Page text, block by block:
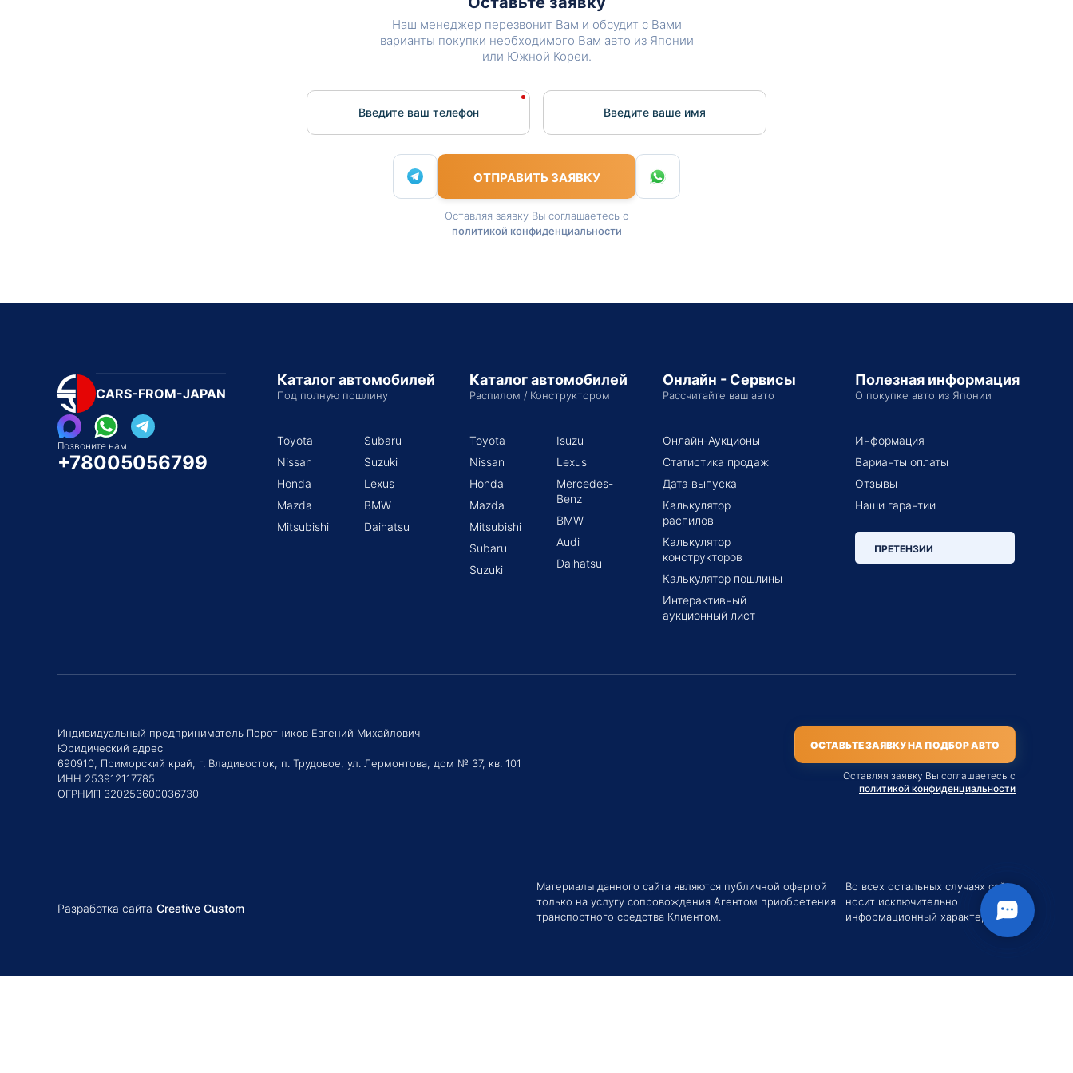
Наш менеджер перезвонит Вам и обсудит с Вами
варианты покупки необходимого Вам авто из Японии
или Южной Кореи.
Введите ваш телефон Введите вашe имя
ОТПРАВИТЬ ЗАЯВКУ
Оставляя заявку Вы соглашаетесь с
политикой конфиденциальности
CARS-FROM-JAPAN
Позвоните нам
+78005056799
Каталог автомобилей
Под полную пошлину
Toyota
Nissan
Honda
Mazda
Mitsubishi
Subaru
Suzuki
Lexus
BMW
Daihatsu
Каталог автомобилей
Распилом / Конструктором
Toyota
Nissan
Honda
Mazda
Mitsubishi
Subaru
Suzuki
Isuzu
Lexus
Mercedes-
Benz
BMW
Audi
Daihatsu
Онлайн - Сервисы
Рассчитайте ваш авто
Онлайн-Аукционы
Статистика продаж
Дата выпуска
Калькулятор
распилов
Калькулятор
конструкторов
Калькулятор пошлины
Интерактивный
аукционный лист
Полезная информация
О покупке авто из Японии
Информация
Варианты оплаты
Отзывы
Наши гарантии
ПРЕТЕНЗИИ
Индивидуальный предприниматель Поротников Евгений Михайлович
Юридический адрес
690910, Приморский край, г. Владивосток, п. Трудовое, ул. Лермонтова, дом № 37, кв. 101
ИНН 253912117785
ОГРНИП 320253600036730
ОСТАВЬТЕ ЗАЯВКУ НА ПОДБОР АВТО
Оставляя заявку Вы соглашаетесь с
политикой конфиденциальности
Материалы данного сайта являются публичной офертой
только на услугу сопровождения Агентом приобретения
транспортного средства Клиентом.
Во всех остальных случаях сайт
носит исключительно
информационный характер.
Разработка сайта Creative Custom Евгений Хоменко
Здравствуйте! Если у вас есть вопросы (Цена,
задать их мне в чат!